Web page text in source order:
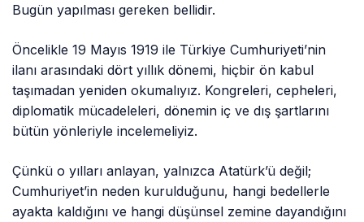
Bugün yapılması gereken bellidir.
Öncelikle 19 Mayıs 1919 ile Türkiye Cumhuriyeti’nin
ilanı arasındaki dört yıllık dönemi, hiçbir ön kabul
taşımadan yeniden okumalıyız. Kongreleri, cepheleri,
diplomatik mücadeleleri, dönemin iç ve dış şartlarını
bütün yönleriyle incelemeliyiz.
Çünkü o yılları anlayan, yalnızca Atatürk’ü değil;
Cumhuriyet’in neden kurulduğunu, hangi bedellerle
ayakta kaldığını ve hangi düşünsel zemine dayandığını